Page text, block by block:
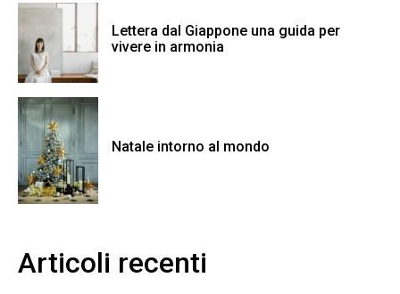
Lettera dal Giappone una guida per
vivere in armonia
Natale intorno al mondo
Articoli recenti